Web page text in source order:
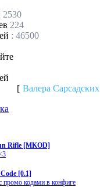
2530
224
: 46500
[ Валера Сарсадских
Rifle [MKOD]
[0.1]
промо кодами в конфиге